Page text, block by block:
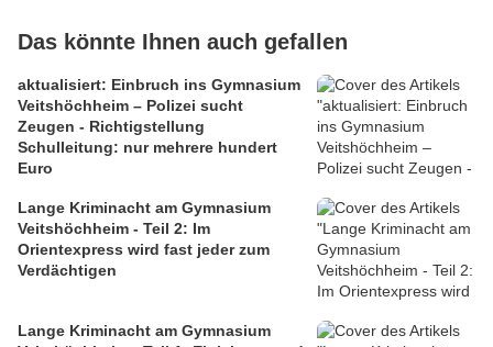
Das könnte Ihnen auch gefallen
aktualisiert: Einbruch ins Gymnasium
Veitshöchheim – Polizei sucht
Zeugen - Richtigstellung
Schulleitung: nur mehrere hundert
Euro
Lange Kriminacht am Gymnasium
Veitshöchheim - Teil 2: Im
Orientexpress wird fast jeder zum
Verdächtigen
Lange Kriminacht am Gymnasium